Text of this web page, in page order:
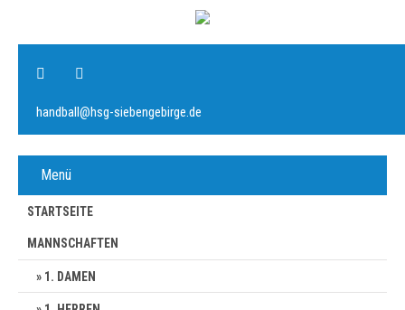
handball@hsg-siebengebirge.de
Menü
STARTSEITE
MANNSCHAFTEN
1. DAMEN